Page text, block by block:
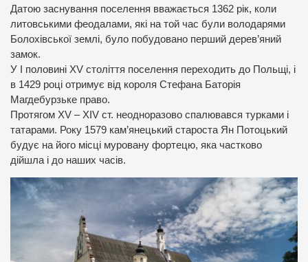
Датою заснування поселення вважається 1362 рік, коли
литовськими феодалами, які на той час були володарями
Болохівської землі, було побудовано перший дерев’яний
замок.
У І половині XV століття поселення переходить до Польщі, і
в 1429 році отримує від короля Стефана Баторія
Магдебурзьке право.
Протягом XV – XІV ст. неодноразово спалювався турками і
татарами. Року 1579 кам’янецький староста Ян Потоцький
будує на його місці муровану фортецю, яка частково
дійшла і до наших часів.